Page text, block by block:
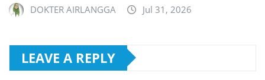
DOKTER AIRLANGGA Jul 31, 2026
LEAVE A REPLY